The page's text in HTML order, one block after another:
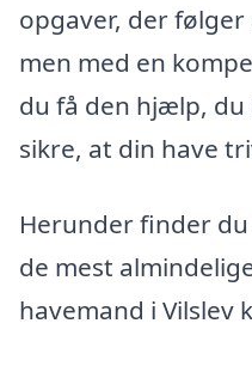
opgaver, der
men med en
du få den hjælp,
sikre, at din have
Herunder finder
de mest
havemand i Vilslev